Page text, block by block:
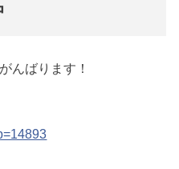
んばります！